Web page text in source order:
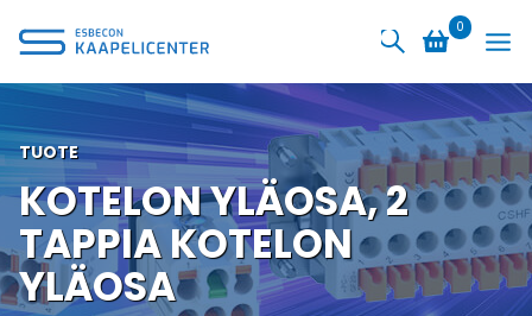
sisältöön
0
TUOTE
KOTELON YLÄOSA, 2
TAPPIA KOTELON
YLÄOSA